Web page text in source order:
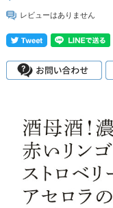
レビューはありません